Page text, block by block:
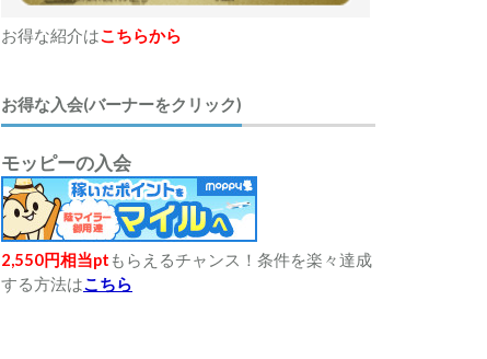
お得な紹介はこちらから
お得な入会(バーナーをクリック)
モッピーの入会
2,550円相当pt もらえるチャンス！条件を楽々達成
する方法はこちら